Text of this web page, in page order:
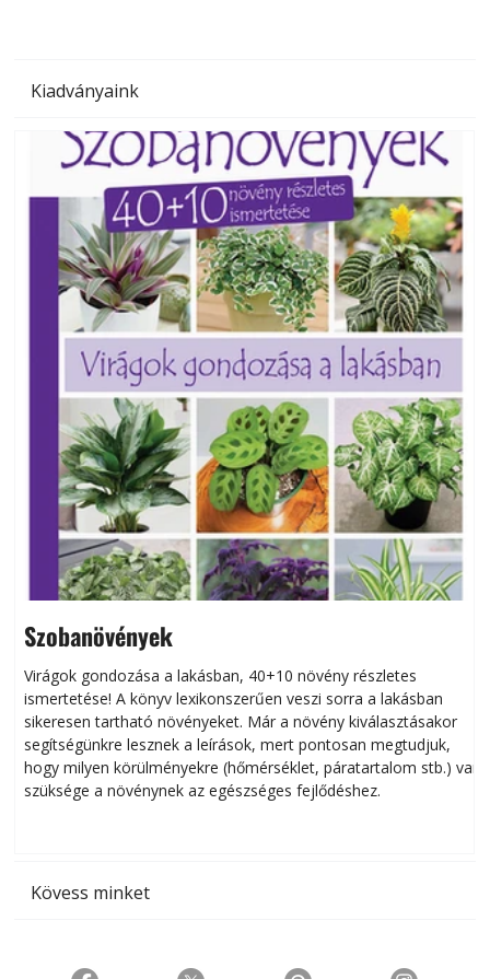
Kiadványaink
Szobanövények
Virágok gondozása a lakásban, 40+10 növény részletes
ismertetése! A könyv lexikonszerűen veszi sorra a lakásban
sikeresen tart­ha­tó növényeket. Már a növény kiválasztásakor
segítségünkre lesznek a leírások, mert pontosan megtudjuk,
hogy milyen körülményekre (hőmérséklet, páratartalom stb.) van
szüksége a növénynek az egészséges fejlődéshez.
Kövess minket